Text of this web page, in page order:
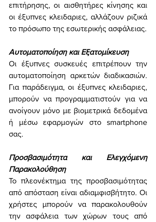
επιτήρησης, οι αισθητήρες κίνησης και
οι έξυπνες κλειδαριες, αλλάζουν ριζικά
το πρόσωπο της εσωτερικής ασφάλειας.
Αυτοματοποίηση και Εξατομίκευση
Οι έξυπνες συσκευές επιτρέπουν την
αυτοματοποίηση αρκετών διαδικασιών.
Για παράδειγμα, οι έξυπνες κλειδαριες,
μπορούν να προγραμματιστούν για να
ανοίγουν μόνο με βιομετρικά δεδομένα
ή μέσω εφαρμογών στο smartphone
σας.
Προσβασιμότητα και Ελεγχόμενη
Παρακολούθηση
Το πλεονέκτημα της προσβασιμότητας
από απόσταση είναι αδιαμφισβήτητο. Οι
χρήστες μπορούν να παρακολουθούν
την ασφάλεια των χώρων τους από